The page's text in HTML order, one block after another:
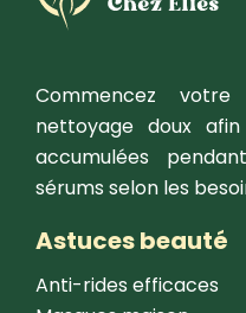
Commencez
nettoyage doux
accumulées
sérums selon les
Astuces beauté
Anti-rides efficaces